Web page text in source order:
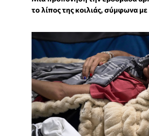
το λίπος της κοιλιάς, σύμφωνα